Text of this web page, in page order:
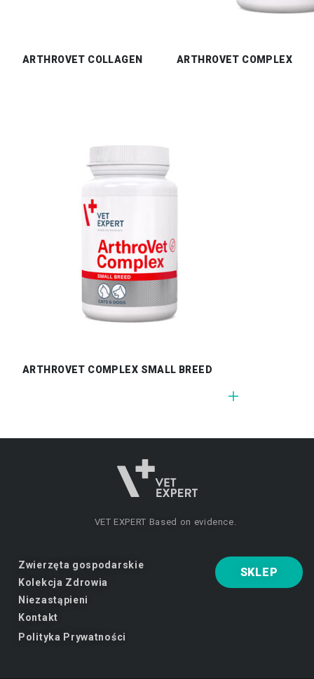
ARTHROVET COLLAGEN ARTHROVET COMPLEX
ARTHROVET COMPLEX SMALL BREED
VET EXPERT Based on evidence.
Zwierzęta gospodarskie
Kolekcja Zdrowia
Niezastąpieni
Kontakt
Polityka Prywatności
SKLEP